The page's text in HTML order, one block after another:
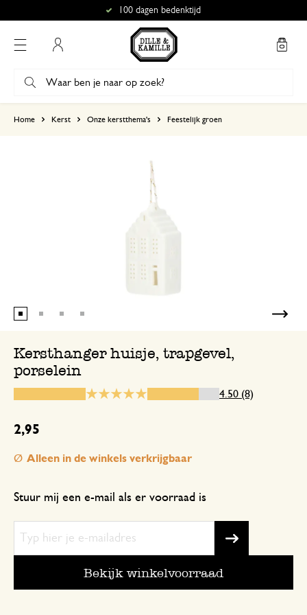
100 dagen bedenktijd
Home Kerst Onze kerstthema's Feestelijk groen
Kersthanger huisje, trapgevel,
porselein
4.50 (8)
2,95
Stuur mij een e-mail als er voorraad is
Bekijk winkelvoorraad
Alleen in de winkels verkrijgbaar
13 december 2025
Enkel een score, geen toelichting
14 januari 2025
Snelle levering